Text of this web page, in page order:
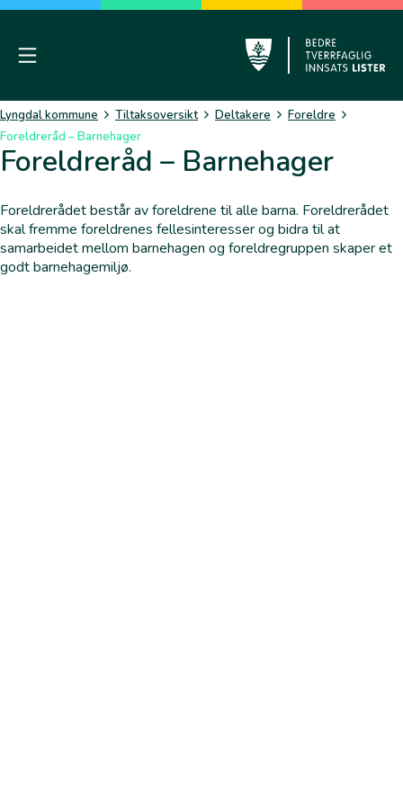
Skip
contentMobile Menu
Lyngdal
Lyngdal kommune Tiltaksoversikt Deltakere
Foreldre
Foreldreråd – Barnehager
Foreldreråd – Barnehager
Foreldrerådet består av foreldrene til alle barna. Foreldrerådet
skal fremme foreldrenes fellesinteresser og bidra til at
samarbeidet mellom barnehagen og foreldregruppen skaper et
godt barnehagemiljø.